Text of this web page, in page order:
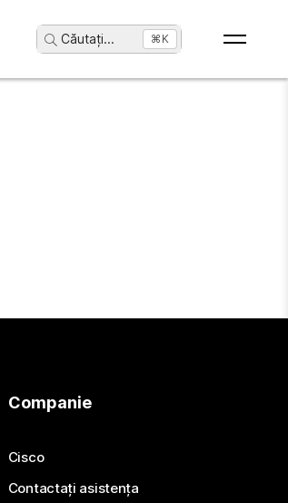
Căutați... ⌘K
Companie
Cisco
Contactați asistența